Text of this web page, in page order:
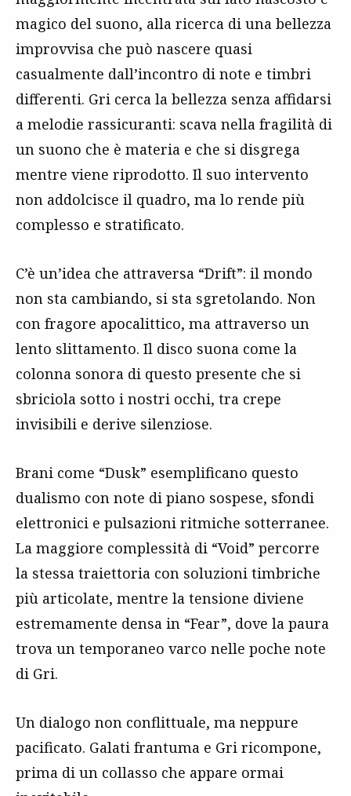
magico del suono, alla ricerca di una bellezza
improvvisa che può nascere quasi
casualmente dall’incontro di note e timbri
differenti. Gri cerca la bellezza senza affidarsi
a melodie rassicuranti: scava nella fragilità di
un suono che è materia e che si disgrega
mentre viene riprodotto. Il suo intervento
non addolcisce il quadro, ma lo rende più
complesso e stratificato.
C’è un’idea che attraversa “Drift”: il mondo
non sta cambiando, si sta sgretolando. Non
con fragore apocalittico, ma attraverso un
lento slittamento. Il disco suona come la
colonna sonora di questo presente che si
sbriciola sotto i nostri occhi, tra crepe
invisibili e derive silenziose.
Brani come “Dusk” esemplificano questo
dualismo con note di piano sospese, sfondi
elettronici e pulsazioni ritmiche sotterranee.
La maggiore complessità di “Void” percorre
la stessa traiettoria con soluzioni timbriche
più articolate, mentre la tensione diviene
estremamente densa in “Fear”, dove la paura
trova un temporaneo varco nelle poche note
di Gri.
Un dialogo non conflittuale, ma neppure
pacificato. Galati frantuma e Gri ricompone,
prima di un collasso che appare ormai